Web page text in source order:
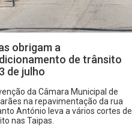
obrigam a
de trânsito
de julho
da Câmara Municipal de
na repavimentação da rua
António leva a vários cortes de
nas Taipas.